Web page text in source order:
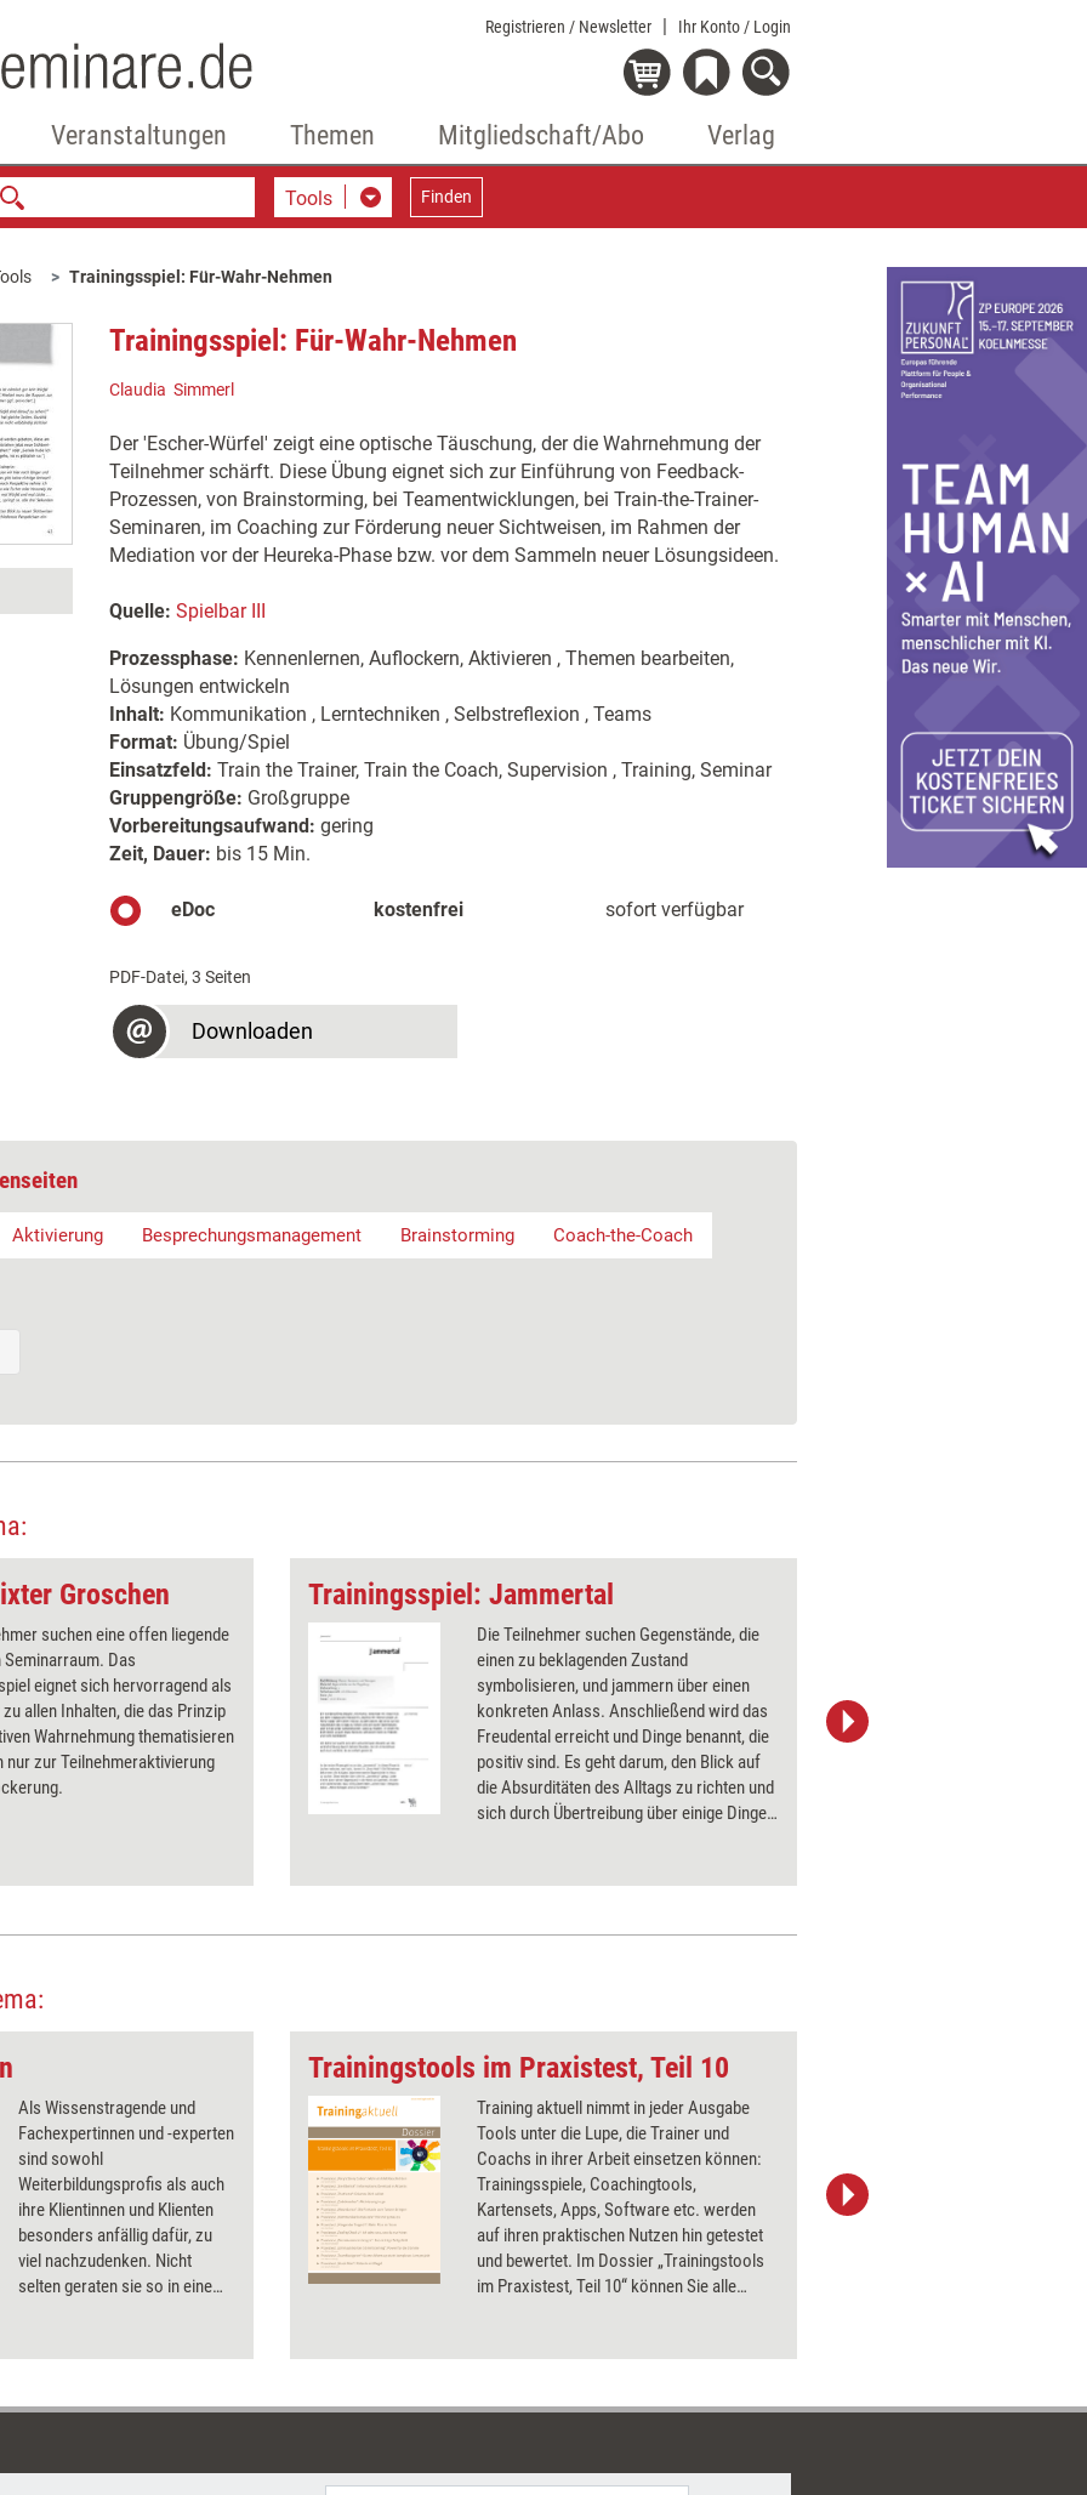
Registrieren / Newsletter Ihr Konto / Login
Veranstaltungen Themen Mitgliedschaft/Abo Verlag
Tools Finden
Trainingsspiel: Für-Wahr-Nehmen
Trainingsspiel: Für-Wahr-Nehmen
Claudia Simmerl
Der 'Escher-Würfel' zeigt eine optische Täuschung, der die Wahrnehmung der
Teilnehmer schärft. Diese Übung eignet sich zur Einführung von Feedback-
Prozessen, von Brainstorming, bei Teamentwicklungen, bei Train-the-Trainer-
Seminaren, im Coaching zur Förderung neuer Sichtweisen, im Rahmen der
Mediation vor der Heureka-Phase bzw. vor dem Sammeln neuer Lösungsideen.
Quelle: Spielbar III
Prozessphase: Kennenlernen, Auflockern, Aktivieren , Themen bearbeiten,
Lösungen entwickeln
Inhalt: Kommunikation , Lerntechniken , Selbstreflexion , Teams
Format: Übung/Spiel
Einsatzfeld: Train the Trainer, Train the Coach, Supervision , Training, Seminar
Gruppengröße: Großgruppe
Vorbereitungsaufwand: gering
Zeit, Dauer: bis 15 Min.
eDoc kostenfrei sofort verfügbar
PDF-Datei, 3 Seiten
Downloaden
Aktivierung Besprechungsmanagement Brainstorming Coach-the-Coach
Groschen
suchen eine offen liegende
Seminarraum. Das
eignet sich hervorragend als
allen Inhalten, die das Prinzip
Wahrnehmung thematisieren
nur zur Teilnehmeraktivierung
Trainingsspiel: Jammertal
Die Teilnehmer suchen Gegenstände, die
einen zu beklagenden Zustand
symbolisieren, und jammern über einen
konkreten Anlass. Anschließend wird das
Freudental erreicht und Dinge benannt, die
positiv sind. Es geht darum, den Blick auf
die Absurditäten des Alltags zu richten und
sich durch Übertreibung über einige Dinge
Als Wissenstragende und
Fachexpertinnen und -experten
sind sowohl
Weiterbildungsprofis als auch
ihre Klientinnen und Klienten
besonders anfällig dafür, zu
viel nachzudenken. Nicht
selten geraten sie so in eine
steht. Wie es gelingen kann,
loszuwerden.
Trainingstools im Praxistest, Teil 10
Training aktuell nimmt in jeder Ausgabe
Tools unter die Lupe, die Trainer und
Coachs in ihrer Arbeit einsetzen können:
Trainingsspiele, Coachingtools,
Kartensets, Apps, Software etc. werden
auf ihren praktischen Nutzen hin getestet
und bewertet. Im Dossier „Trainingstools
im Praxistest, Teil 10“ können Sie alle